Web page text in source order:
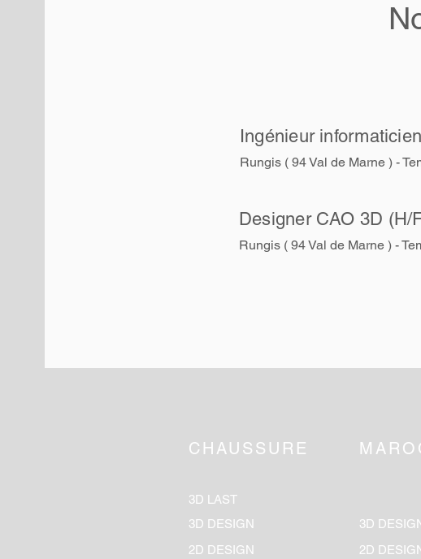
Ingénieur
Rungis ( 94 Val de Marne ) -
Designer CAO 3D (H/
Rungis ( 94 Val de Marne ) -
CHAUSSURE
3D LAST
3D DESIGN
2D DESIGN
3D
2D